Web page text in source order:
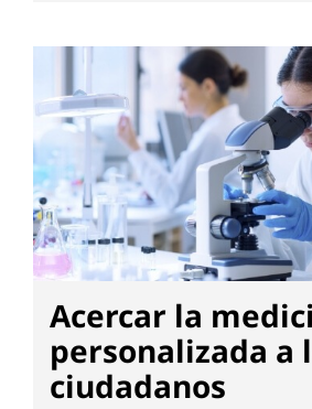
Acercar la
personalizada a
ciudadanos